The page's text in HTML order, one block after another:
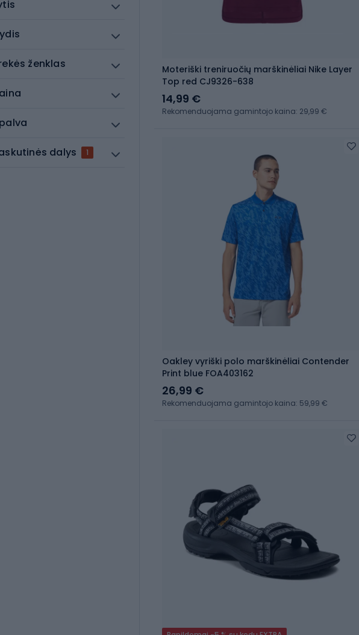
ženklas
dalys 1
Moteriški treniruočių marškinėliai Nike Layer
Top red CJ9326-638
14,99 €
Rekomenduojama gamintojo kaina: 29,99 €
Oakley vyriški polo marškinėliai Contender
Print blue FOA403162
26,99 €
Rekomenduojama gamintojo kaina: 59,99 €